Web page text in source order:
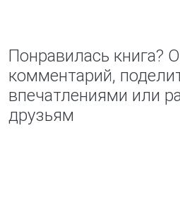
Понравилась книга?
комментарий,
впечатлениями или
друзьям